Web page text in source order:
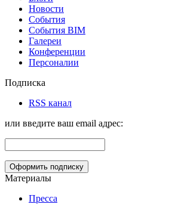
Новости
События
События BIM
Галереи
Конференции
Персоналии
Подписка
RSS канал
или введите ваш email адрес:
Материалы
Пресса